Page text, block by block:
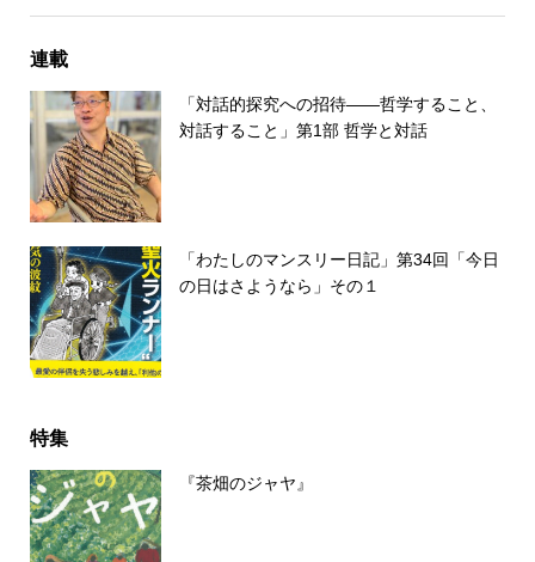
連載
「対話的探究への招待――哲学すること、
対話すること」第1部 哲学と対話
「わたしのマンスリー日記」第34回「今日
の日はさようなら」その１
特集
『茶畑のジャヤ』